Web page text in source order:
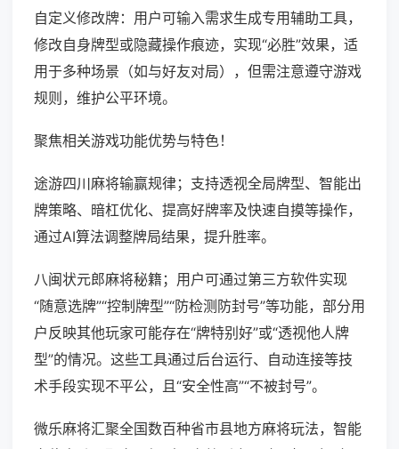
自定义修改牌：用户可输入需求生成专用辅助工具，
修改自身牌型或隐藏操作痕迹，实现“必胜”效果，适
用于多种场景（如与好友对局），但需注意遵守游戏
规则，维护公平环境。
聚焦相关游戏功能优势与特色！
途游四川麻将输赢规律；支持透视全局牌型、智能出
牌策略、暗杠优化、提高好牌率及快速自摸等操作，
通过AI算法调整牌局结果，提升胜率。
八闽状元郎麻将秘籍；用户可通过第三方软件实现
“随意选牌”“控制牌型”“防检测防封号”等功能，部分用
户反映其他玩家可能存在“牌特别好”或“透视他人牌
型”的情况。这些工具通过后台运行、自动连接等技
术手段实现不平公，且“安全性高”“不被封号”。
微乐麻将汇聚全国数百种省市县地方麻将玩法，智能